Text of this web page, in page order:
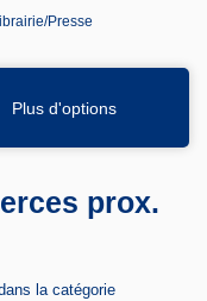
et Location
Presse
Plus d'options
prox.
la catégorie